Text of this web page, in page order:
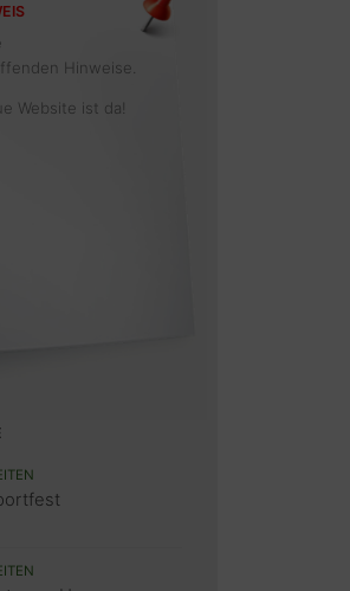
Hinweise.
Website ist da!